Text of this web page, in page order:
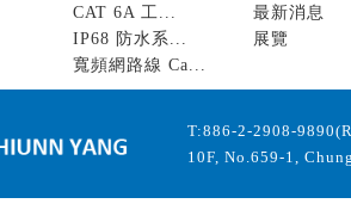
CAT 6A 工...
IP68 防水系...
寬頻網路線 Ca...
最新消息
展覽
T:886-2-2908-
10F, No.659-1,